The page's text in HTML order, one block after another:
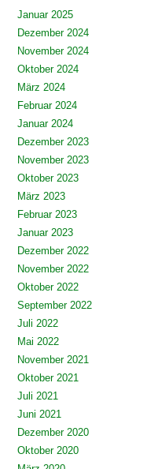
Januar 2025
Dezember 2024
November 2024
Oktober 2024
März 2024
Februar 2024
Januar 2024
Dezember 2023
November 2023
Oktober 2023
März 2023
Februar 2023
Januar 2023
Dezember 2022
November 2022
Oktober 2022
September 2022
Juli 2022
Mai 2022
November 2021
Oktober 2021
Juli 2021
Juni 2021
Dezember 2020
Oktober 2020